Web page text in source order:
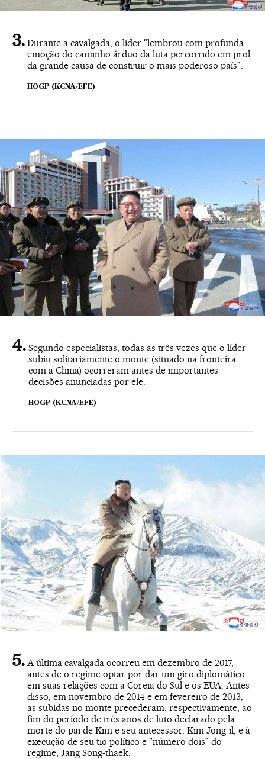
Durante a cavalgada, o líder "lembrou com profunda
emoção do caminho árduo da luta percorrido em prol
da grande causa de construir o mais poderoso país".
HOGP (KCNA/EFE)
Segundo especialistas, todas as três vezes que o líder
subiu solitariamente o monte (situado na fronteira
com a China) ocorreram antes de importantes
decisões anunciadas por ele.
HOGP (KCNA/EFE)
A última cavalgada ocorreu em dezembro de 2017,
antes de o regime optar por dar um giro diplomático
em suas relações com a Coreia do Sul e os EUA. Antes
disso, em novembro de 2014 e em fevereiro de 2013,
as subidas no monte precederam, respectivamente, ao
fim do período de três anos de luto declarado pela
morte do pai de Kim e seu antecessor, Kim Jong-il, e à
execução de seu tio político e "número dois" do
regime, Jang Song-thaek.